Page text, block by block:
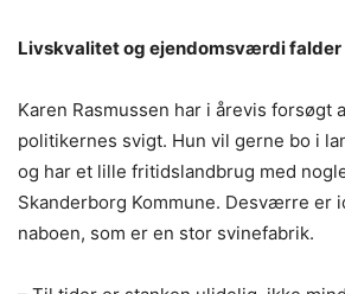
Livskvalitet og ejendomsværdi falder
Karen Rasmussen har i årevis forsøgt
politikernes svigt. Hun vil gerne bo i
og har et lille fritidslandbrug med
Skanderborg Kommune. Desværre er
naboen, som er en stor svinefabrik.